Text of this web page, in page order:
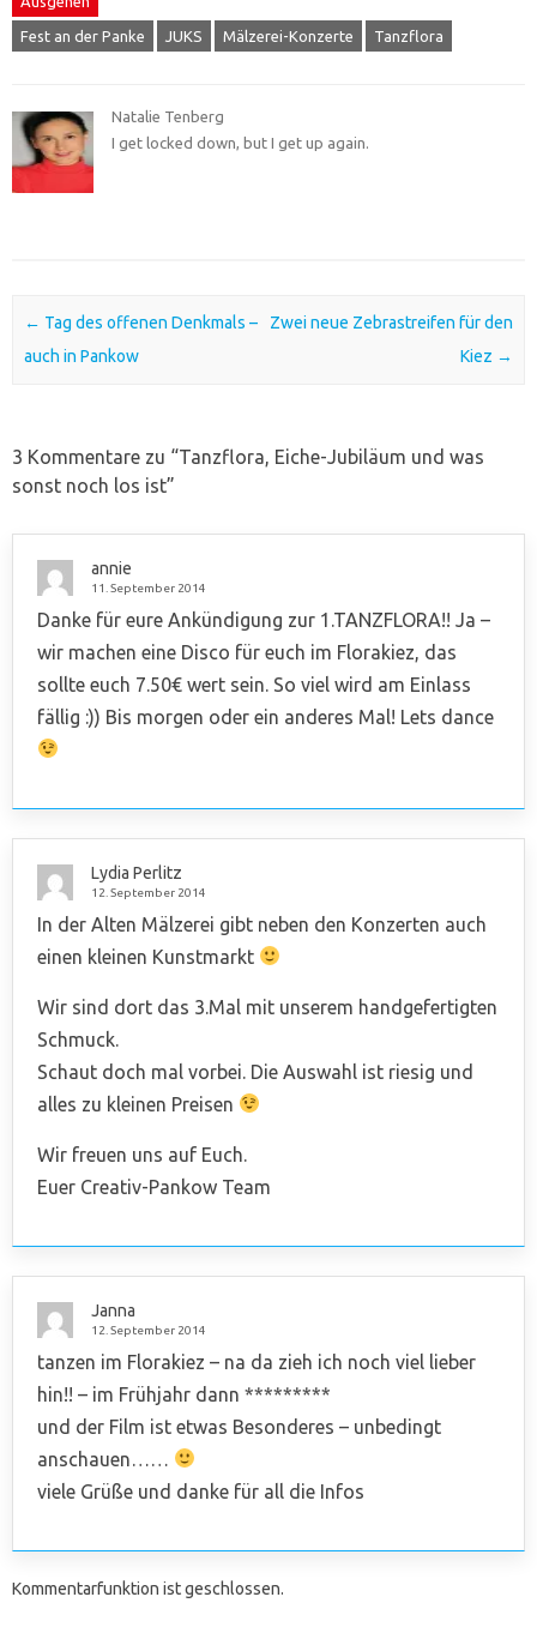
Fest an der Panke JUKS Mälzerei-Konzerte Tanzflora
Natalie Tenberg
I get locked down, but I get up again.
Post navigation
← Tag des offenen Denkmals –
auch in Pankow
Zwei neue Zebrastreifen für den
Kiez →
3 Kommentare zu “Tanzflora, Eiche-Jubiläum und was
sonst noch los ist”
annie
11. September 2014
Danke für eure Ankündigung zur 1.TANZFLORA!! Ja –
wir machen eine Disco für euch im Florakiez, das
sollte euch 7.50€ wert sein. So viel wird am Einlass
fällig :)) Bis morgen oder ein anderes Mal! Lets dance
Lydia Perlitz
12. September 2014
In der Alten Mälzerei gibt neben den Konzerten auch
einen kleinen Kunstmarkt
Wir sind dort das 3.Mal mit unserem handgefertigten
Schmuck.
Schaut doch mal vorbei. Die Auswahl ist riesig und
alles zu kleinen Preisen
Wir freuen uns auf Euch.
Euer Creativ-Pankow Team
Janna
12. September 2014
tanzen im Florakiez – na da zieh ich noch viel lieber
hin!! – im Frühjahr dann *********
und der Film ist etwas Besonderes – unbedingt
anschauen……
viele Grüße und danke für all die Infos
Kommentarfunktion ist geschlossen.